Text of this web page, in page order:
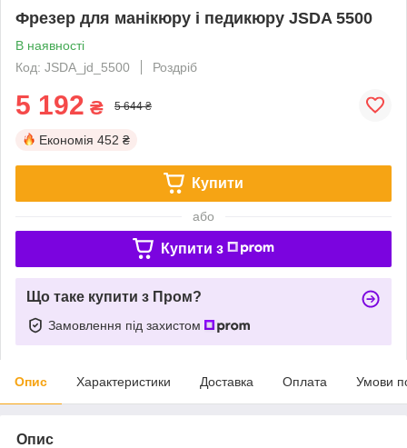
Фрезер для манікюру і педикюру JSDA 5500
В наявності
Код: JSDA_jd_5500
Роздріб
5 192 ₴ 5 644 ₴
Економія 452 ₴
Купити
або
Купити з
Що таке купити з Пром?
Замовлення під захистом
Опис Характеристики Доставка Оплата Умови
Опис